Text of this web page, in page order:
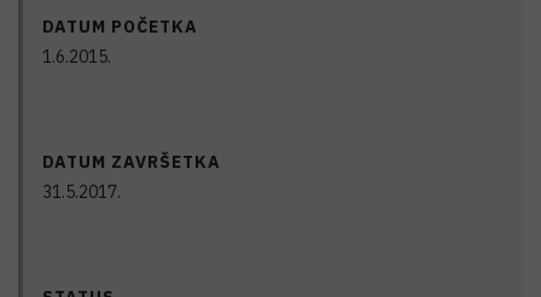
DATUM POČETKA
1.6.2015.
DATUM ZAVRŠETKA
31.5.2017.